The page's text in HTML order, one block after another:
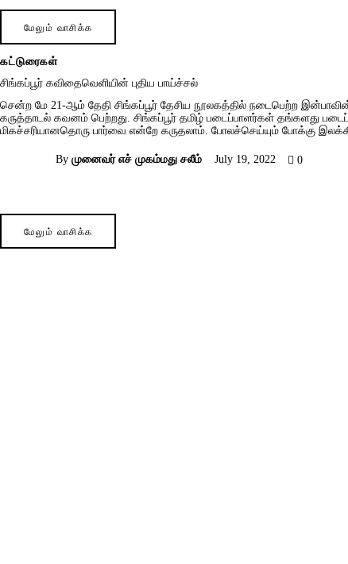
மேலும் வாசிக்க
கட்டுரைகள்
சிங்கப்பூர் கவிதைவெளியின் புதிய பாய்ச்சல்
சென்ற மே 21-ஆம் தேதி சிங்கப்பூர் தேசிய நூலகத்தில் நடைபெற்ற
கருத்தாடல் கவனம் பெற்றது. சிங்கப்பூர் தமிழ் படைப்பாளர்கள் தங்களது
மிகச்சரியானதொரு பார்வை என்றே கருதலாம். போலச்செய்யும் போக்கு
By முனைவர் எச் முகம்மது சலீம் July 19, 2022 0
மேலும் வாசிக்க